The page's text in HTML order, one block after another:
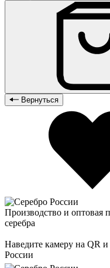
Вернуться
Производство и
серебра
Наведите камеру на QR
России